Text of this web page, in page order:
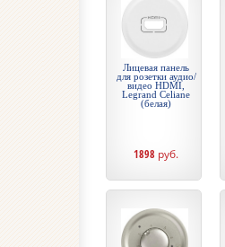
Лицевая панель
для розетки аудио/
видео HDMI,
Legrand Celiane
(белая)
1898 руб.